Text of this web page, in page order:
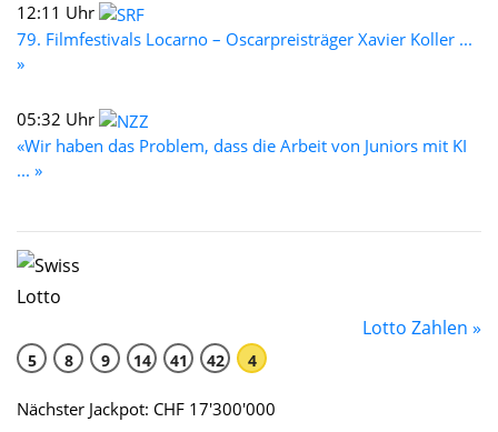
12:11 Uhr
79. Filmfestivals Locarno – Oscarpreisträger Xavier Koller ...
»
05:32 Uhr
«Wir haben das Problem, dass die Arbeit von Juniors mit KI
... »
Lotto Zahlen »
5 8 9 14 41 42 4
Nächster Jackpot: CHF 17'300'000